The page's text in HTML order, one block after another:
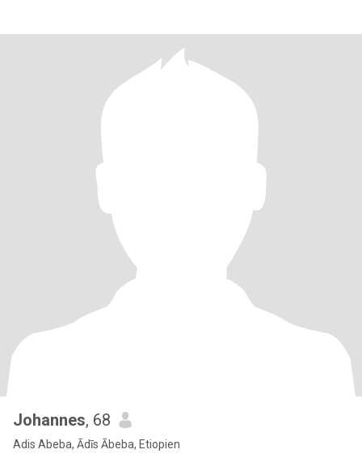
Johannes, 68
Adis Abeba, Ādīs Ābeba, Etiopien